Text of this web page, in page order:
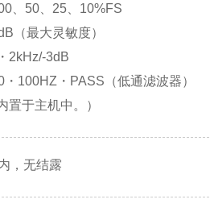
、50、25、10%FS
（最大灵敏度）
2kHz/-3dB
100HZ・PASS（低通滤波器）
置于主机中。）
，无结露